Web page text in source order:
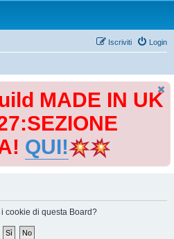
Login
Iscriviti
MADE IN UK
QUI!
cookie di questa Board?